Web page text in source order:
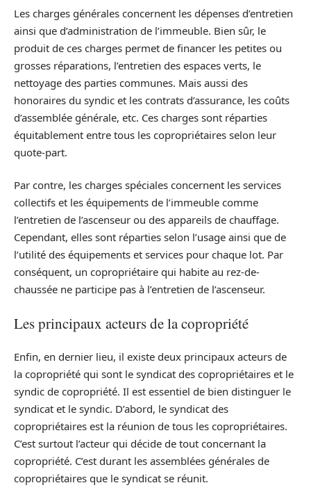
Les charges générales concernent les dépenses d’entretien
ainsi que d’administration de l’immeuble. Bien sûr, le
produit de ces charges permet de financer les petites ou
grosses réparations, l’entretien des espaces verts, le
nettoyage des parties communes. Mais aussi des
honoraires du syndic et les contrats d’assurance, les coûts
d’assemblée générale, etc. Ces charges sont réparties
équitablement entre tous les copropriétaires selon leur
quote-part.
Par contre, les charges spéciales concernent les services
collectifs et les équipements de l’immeuble comme
l’entretien de l’ascenseur ou des appareils de chauffage.
Cependant, elles sont réparties selon l’usage ainsi que de
l’utilité des équipements et services pour chaque lot. Par
conséquent, un copropriétaire qui habite au rez-de-
chaussée ne participe pas à l’entretien de l’ascenseur.
Les principaux acteurs de la copropriété
Enfin, en dernier lieu, il existe deux principaux acteurs de
la copropriété qui sont le syndicat des copropriétaires et le
syndic de copropriété. Il est essentiel de bien distinguer le
syndicat et le syndic. D’abord, le syndicat des
copropriétaires est la réunion de tous les copropriétaires.
C’est surtout l’acteur qui décide de tout concernant la
copropriété. C’est durant les assemblées générales de
copropriétaires que le syndicat se réunit.